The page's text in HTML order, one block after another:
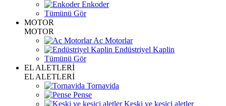
Enkoder
Tümünü Gör
MOTOR
MOTOR
Ac Motorlar
Endüstriyel Kaplin
Tümünü Gör
EL ALETLERİ
EL ALETLERİ
Tornavida
Pense
Keski ve kesici aletler